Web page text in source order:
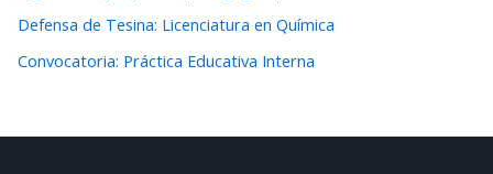
Defensa de Tesina: Licenciatura en Química
Convocatoria: Práctica Educativa Interna